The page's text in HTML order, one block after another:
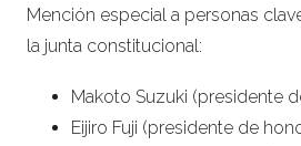
Mención especial a personas
la junta constitucional:
Makoto Suzuki (presidente
Eijiro Fuji (presidente de